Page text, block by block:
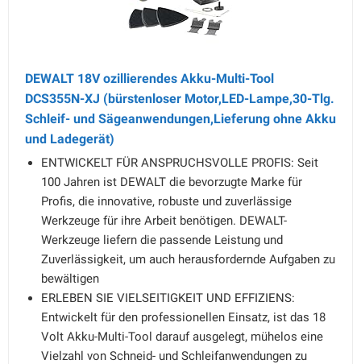
DEWALT 18V ozillierendes Akku-Multi-Tool
DCS355N-XJ (bürstenloser Motor,LED-Lampe,30-Tlg.
Schleif- und Sägeanwendungen,Lieferung ohne Akku
und Ladegerät)
ENTWICKELT FÜR ANSPRUCHSVOLLE PROFIS: Seit
100 Jahren ist DEWALT die bevorzugte Marke für
Profis, die innovative, robuste und zuverlässige
Werkzeuge für ihre Arbeit benötigen. DEWALT-
Werkzeuge liefern die passende Leistung und
Zuverlässigkeit, um auch herausfordernde Aufgaben zu
bewältigen
ERLEBEN SIE VIELSEITIGKEIT UND EFFIZIENS:
Entwickelt für den professionellen Einsatz, ist das 18
Volt Akku-Multi-Tool darauf ausgelegt, mühelos eine
Vielzahl von Schneid- und Schleifanwendungen zu